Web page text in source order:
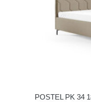
POSTEL PK 34